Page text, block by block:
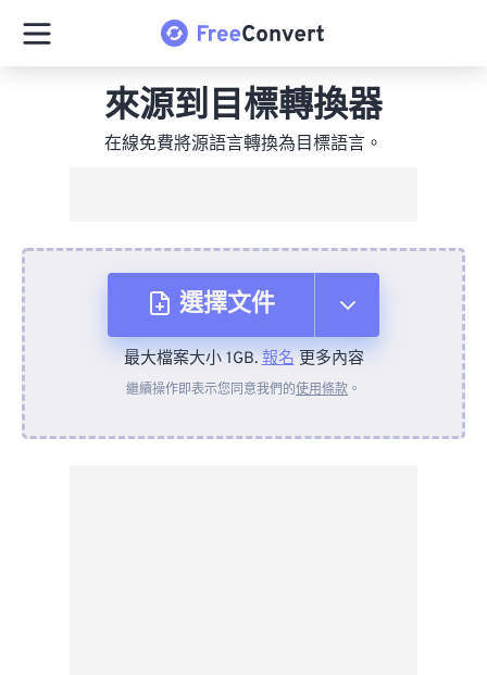
來源到目標轉換器
在線免費將源語言轉換為目標語言。
選擇文件
來自裝置
最大檔案大小 1GB.報名更多內容
繼續操作即表示您同意我們的使用條款 。